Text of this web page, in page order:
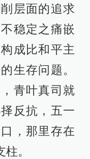
层面的追求
稳定之痛嵌
成比和平主
生存问题。
青叶真司就
反抗，五一
，那里存在
。